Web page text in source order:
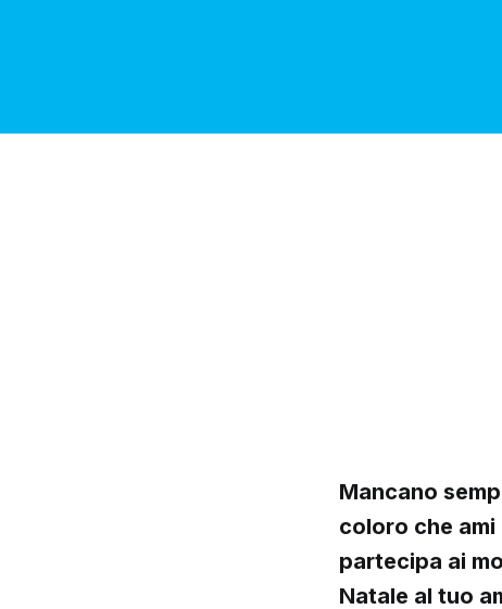
Mancano
coloro che
partecipa ai
Natale al tuo